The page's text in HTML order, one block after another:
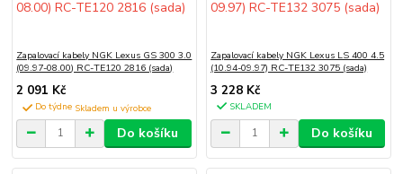
Zapalovací kabely NGK Lexus GS 300 3.0
(09.97-08.00) RC-TE120 2816 (sada)
2 091 Kč
Do týdne
Do košíku
Zapalovací kabely NGK Lexus LS 400 4.5
(10.94-09.97) RC-TE132 3075 (sada)
3 228 Kč
SKLADEM
Do košíku